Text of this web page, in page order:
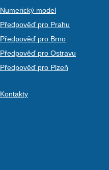
Numerický model
Předpověď pro Prahu
Předpověď pro Brno
Předpověď pro Ostravu
Předpověď pro Plzeň
Kontakty